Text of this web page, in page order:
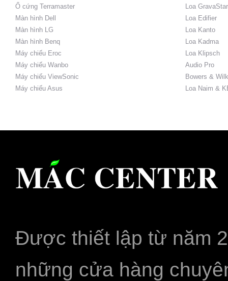
Ổ cứng Terramaster
Màn hình Dell
Màn hình LG
Màn hình Benq
Máy chiếu Eroc
Máy chiếu Wanbo
Máy chiếu ViewSonic
Máy chiếu Asus
Loa GravaStar
Loa Edifier
Loa Kanto
Loa Kadma
Loa Klipsch
Audio Pro
Bowers &
Loa Naim &
Được thiết lập từ năm
những cửa hàng